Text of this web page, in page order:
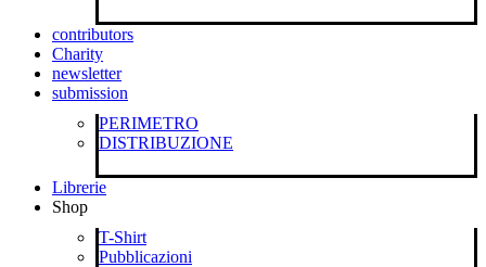
contributors
Charity
newsletter
submission
PERIMETRO
DISTRIBUZIONE
Librerie
Shop
T-Shirt
Pubblicazioni